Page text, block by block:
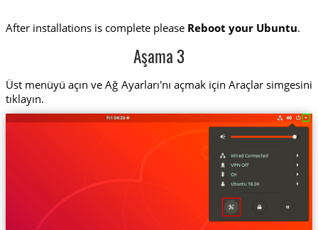
After installations is complete please Reboot your Ubuntu.
Aşama 3
Üst menüyü açın ve Ağ Ayarları'nı açmak için Araçlar simgesini
tıklayın.